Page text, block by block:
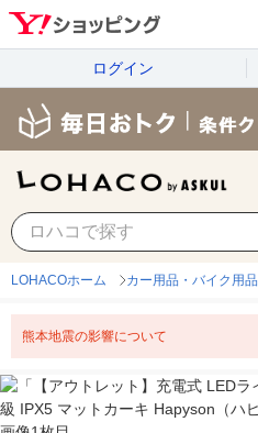
ログイン
LOHACOホーム カー用品・バイク用品
熊本地震の影響について